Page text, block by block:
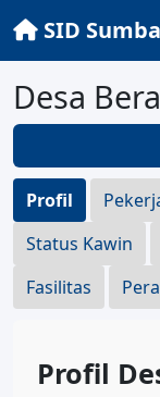
SID
Desa
Profil
Status Kawin
Fasilitas
Profil